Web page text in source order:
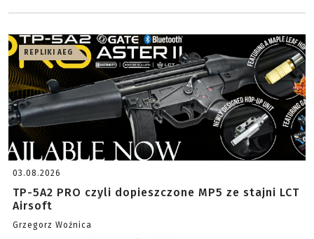
REPLIKI AEG
03.08.2026
TP-5A2 PRO czyli dopieszczone MP5 ze stajni LCT
Airsoft
Grzegorz Woźnica